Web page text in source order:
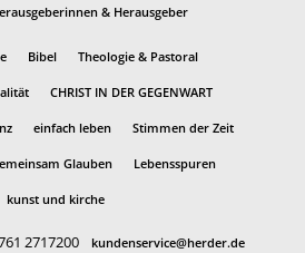
& Herausgeber
Bibel Theologie & Pastoral
CHRIST IN DER GEGENWART
einfach leben Stimmen der Zeit
Glauben Lebensspuren
kunst und kirche
2717200 kundenservice@herder.de